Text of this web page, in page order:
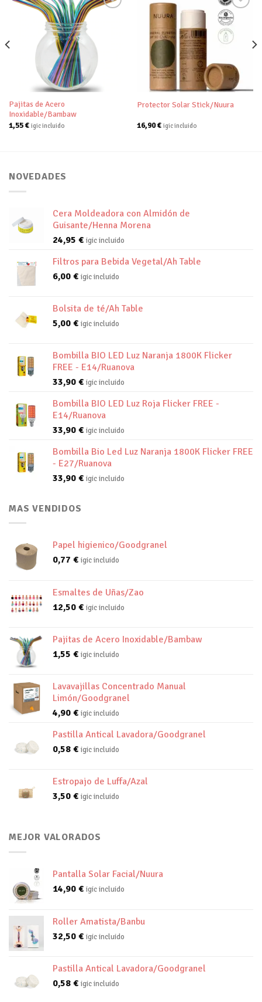
Pajitas de Acero
Inoxidable/Bambaw
1,55€ igic incluido
Añadir
deseos
Protector Solar Stick/Nuura
16,90€ igic incluido
NOVEDADES
Cera Moldeadora con Almidón de
Guisante/Henna Morena
24,95 € igic incluido
Filtros para Bebida Vegetal/Ah Table
6,00 € igic incluido
Bolsita de té/Ah Table
5,00 € igic incluido
Bombilla BIO LED Luz Naranja 1800K Flicker
FREE - E14/Ruanova
33,90 € igic incluido
Bombilla BIO LED Luz Roja Flicker FREE -
E14/Ruanova
33,90 € igic incluido
Bombilla Bio Led Luz Naranja 1800K Flicker FREE
- E27/Ruanova
33,90 € igic incluido
MAS VENDIDOS
Papel higienico/Goodgranel
0,77 € igic incluido
Esmaltes de Uñas/Zao
12,50 € igic incluido
Pajitas de Acero Inoxidable/Bambaw
1,55 € igic incluido
Lavavajillas Concentrado Manual
Limón/Goodgranel
4,90 € igic incluido
Pastilla Antical Lavadora/Goodgranel
0,58 € igic incluido
Estropajo de Luffa/Azal
3,50 € igic incluido
MEJOR VALORADOS
Pantalla Solar Facial/Nuura
14,90 € igic incluido
Roller Amatista/Banbu
32,50 € igic incluido
Pastilla Antical Lavadora/Goodgranel
0,58 € igic incluido